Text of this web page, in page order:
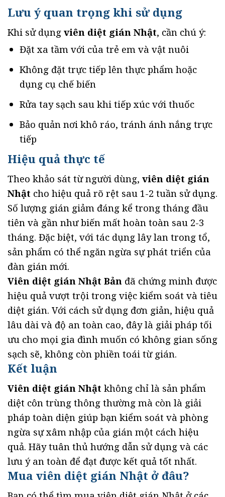
Lưu ý quan trọng khi sử dụng
Khi sử dụng viên diệt gián Nhật, cần chú ý:
Đặt xa tầm với của trẻ em và vật nuôi
Không đặt trực tiếp lên thực phẩm hoặc
dụng cụ chế biến
Rửa tay sạch sau khi tiếp xúc với thuốc
Bảo quản nơi khô ráo, tránh ánh nắng trực
tiếp
Hiệu quả thực tế
Theo khảo sát từ người dùng, viên diệt gián
Nhật cho hiệu quả rõ rệt sau 1-2 tuần sử dụng.
Số lượng gián giảm đáng kể trong tháng đầu
tiên và gần như biến mất hoàn toàn sau 2-3
tháng. Đặc biệt, với tác dụng lây lan trong tổ,
sản phẩm có thể ngăn ngừa sự phát triển của
đàn gián mới.
Viên diệt gián Nhật Bản đã chứng minh được
hiệu quả vượt trội trong việc kiểm soát và tiêu
diệt gián. Với cách sử dụng đơn giản, hiệu quả
lâu dài và độ an toàn cao, đây là giải pháp tối
ưu cho mọi gia đình muốn có không gian sống
sạch sẽ, không còn phiền toái từ gián.
Kết luận
Viên diệt gián Nhật không chỉ là sản phẩm
diệt côn trùng thông thường mà còn là giải
pháp toàn diện giúp bạn kiểm soát và phòng
ngừa sự xâm nhập của gián một cách hiệu
quả. Hãy tuân thủ hướng dẫn sử dụng và các
lưu ý an toàn để đạt được kết quả tốt nhất.
Mua viên diệt gián Nhật ở đâu?